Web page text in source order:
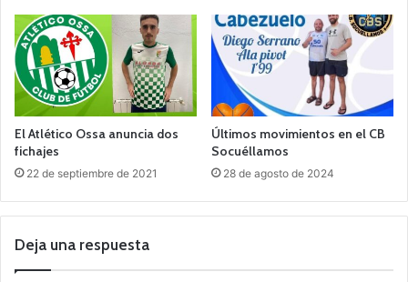
El Atlético Ossa anuncia dos
fichajes
22 de septiembre de 2021
Últimos movimientos en el CB
Socuéllamos
28 de agosto de 2024
Deja una respuesta